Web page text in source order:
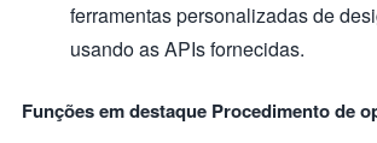
ferramentas personalizadas de
usando as APIs fornecidas.
Funções em destaque Procedimento de